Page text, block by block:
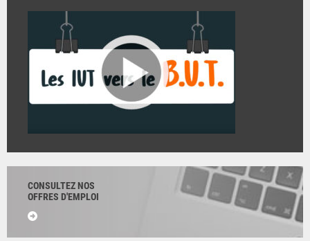
CONSULTEZ NOS
OFFRES D'EMPLOI